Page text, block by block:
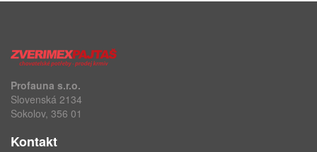
Profauna s.r.o.
Slovenská 2134
Sokolov, 356 01
Kontakt